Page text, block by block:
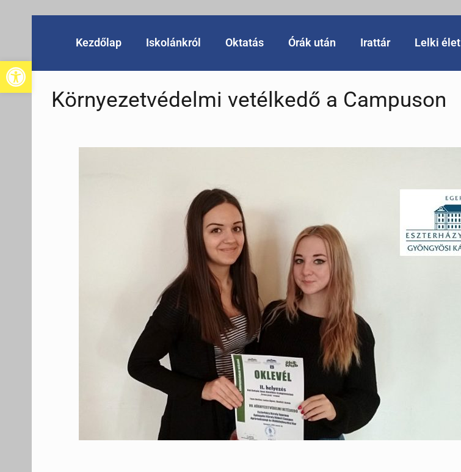
Eszköztár megnyitása
Kezdőlap Iskolánkról Oktatás Órák után Irattár Lelki élet
Környezetvédelmi vetélkedő a Campuson